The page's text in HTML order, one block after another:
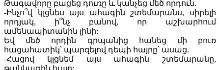
Թագավորը բացեց դուռը և կանչեց մեծ որդուն.
-Ինչո՞վ կլցնես այս ահագին շտեմարանս, սիրելի
որդյակ, ի՞նչ բանով, որ աշխարհում
ամենապիտանին լինի:
Եվ մեծ որդին գրպանից հանեց մի բուռ
հացահատիկ՝ պարզելով դեպի հայրը՝ ասաց.
-Հացով կլցնեմ այս ահագին շտեմարանը,